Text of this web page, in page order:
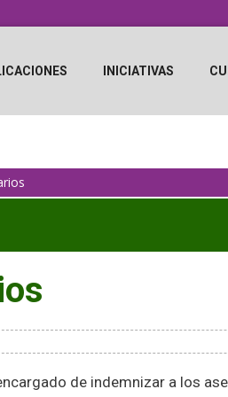
INICIATIVAS
de indemnizar a los